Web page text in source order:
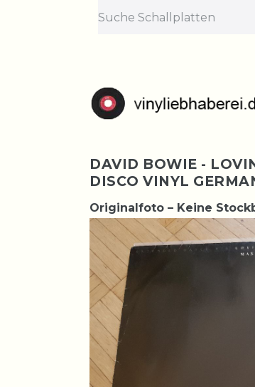
DAVID BOWIE -
DISCO VINYL
Originalfoto – Keine